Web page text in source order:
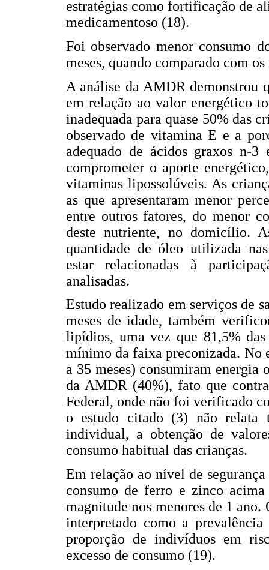
estratégias como fortificação de
medicamentoso (18).
Foi observado menor consumo
meses, quando comparado com
A análise da AMDR demonstrou
em relação ao valor energético
inadequada para quase 50% das
observado de vitamina E e a
adequado de ácidos graxos n-
comprometer o aporte
vitaminas lipossolúveis. As
as que apresentaram menor
entre outros fatores, do menor
deste nutriente, no domicílio.
quantidade de óleo utilizada
estar relacionadas à
analisadas.
Estudo realizado em serviços de
meses de idade, também
lipídios, uma vez que 81,5%
mínimo da faixa preconizada. No
a 35 meses) consumiram
da AMDR (40%), fato que
Federal, onde não foi verificado
o estudo citado (3) não relata
individual, a obtenção de
consumo habitual das crianças.
Em relação ao nível de
consumo de ferro e zinco
magnitude nos menores de 1
interpretado como a
proporção de indivíduos em
excesso de consumo (19).